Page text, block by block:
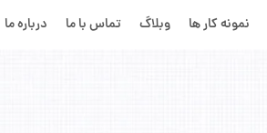
نمونه کار ها وبلاگ تماس با ما درباره ما